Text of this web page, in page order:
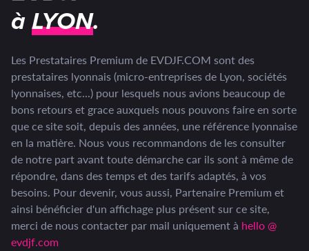
àLYON.
Les Prestataires Premium de EVDJF.COM sont des
prestataires lyonnais (micro-entreprises de Lyon, sociétés
lyonnaises, etc...) pour lesquels nous avions beaucoup de
bons retours et grace auxquels nous pouvons faire en sorte
que ce site soit, depuis des années, une référence lyonnaise
en la matière. Nous vous recommandons de les consulter
de notre part avant toute démarche car ils sont à même de
répondre, dans des temps et des tarifs adaptés, à vos
besoins. Pour devenir, vous aussi, Partenaire Premium et
ainsi bénéficier d'un affichage plus présent sur ce site,
merci de nous contacter par mail uniquement à hello @
evdjf.com